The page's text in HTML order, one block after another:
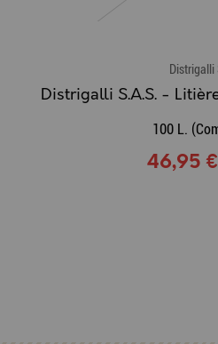
Distrigalli
100 L.
46,95 €